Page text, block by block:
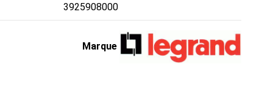
3925908000
Marque